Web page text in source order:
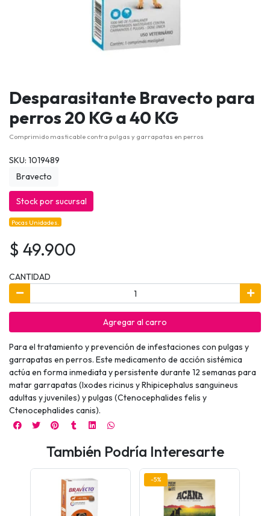
Desparasitante Bravecto para
perros 20 KG a 40 KG
Comprimido masticable contra pulgas y garrapatas en perros
SKU: 1019489
Bravecto
Stock por sucursal
Pocas Unidades.
$ 49.900
CANTIDAD
Agregar al carro
Para el tratamiento y prevención de infestaciones con pulgas y
garrapatas en perros. Este medicamento de acción sistémica
actúa en forma inmediata y persistente durante 12 semanas para
matar garrapatas (Ixodes ricinus y Rhipicephalus sanguineus
adultas y juveniles) y pulgas (Ctenocephalides felis y
Ctenocephalides canis).
También Podría Interesarte
-5%